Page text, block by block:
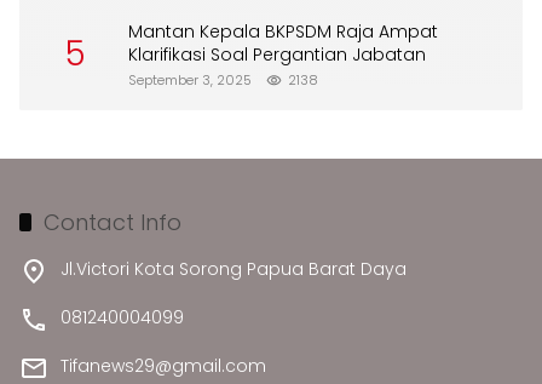
5
Mantan Kepala BKPSDM Raja Ampat
Klarifikasi Soal Pergantian Jabatan
September 3, 2025 2138
Contact Info
Jl.Victori Kota Sorong Papua Barat Daya
081240004099
Tifanews29@gmail.com